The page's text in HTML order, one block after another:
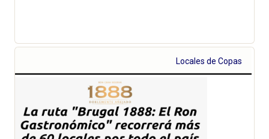
Locales de Copas